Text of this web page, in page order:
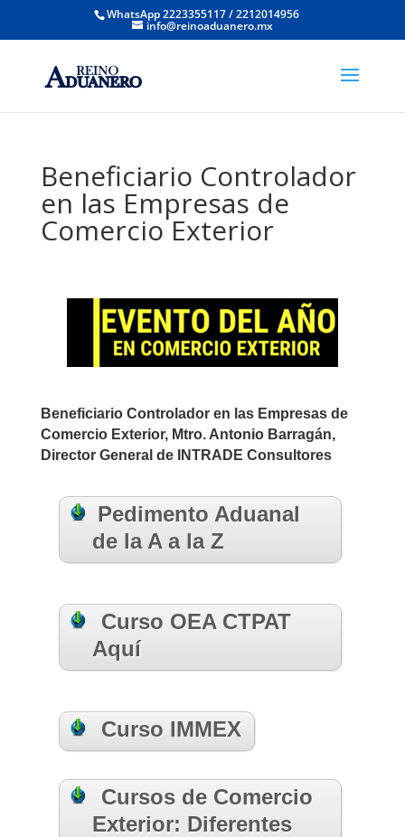
WhatsApp 2223355117 / 2212014956
info@reinoaduanero.mx
Beneficiario Controlador
en las Empresas de
Comercio Exterior
Beneficiario Controlador en las Empresas de
Comercio Exterior, Mtro. Antonio Barragán,
Director General de INTRADE Consultores
Pedimento Aduanal
de la A a la Z
Curso OEA CTPAT
Aquí
Curso IMMEX
Cursos de Comercio
Exterior: Diferentes